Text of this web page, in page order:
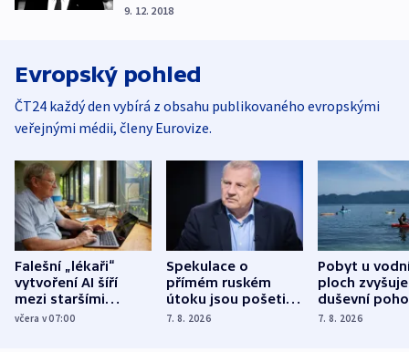
9. 12. 2018
Evropský pohled
ČT24 každý den vybírá z obsahu publikovaného evropskými
veřejnými médii, členy Eurovize.
Falešní „lékaři“
vytvoření AI šíří
mezi staršími
Poláky nebezpečné
včera v 07:00
Spekulace o
přímém ruském
útoku jsou pošetilé,
míní estonský
7. 8. 2026
Pobyt u
ploch zvyšuje
duševní
ukázala
7. 8. 2026